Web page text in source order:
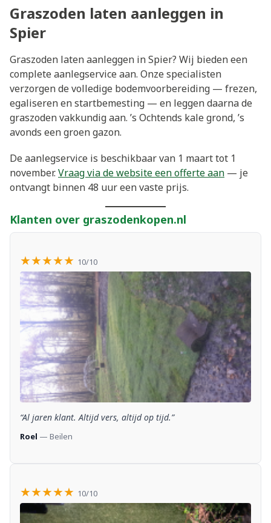
Graszoden laten aanleggen in
Spier
Graszoden laten aanleggen in Spier? Wij bieden een
complete aanlegservice aan. Onze specialisten
verzorgen de volledige bodemvoorbereiding — frezen,
egaliseren en startbemesting — en leggen daarna de
graszoden vakkundig aan. ’s Ochtends kale grond, ’s
avonds een groen gazon.
De aanlegservice is beschikbaar van 1 maart tot 1
november.Vraag via de website een offerte aan — je
ontvangt binnen 48 uur een vaste prijs.
Klanten over graszodenkopen.nl
★★★★★ 10/10
“Al jaren klant. Altijd vers, altijd op tijd.”
Roel — Beilen
★★★★★ 10/10